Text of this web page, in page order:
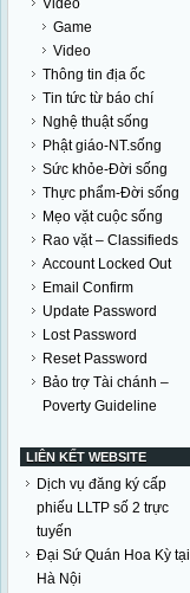
Video
Game
Video
Thông tin địa ốc
Tin tức từ báo chí
Nghệ thuật sống
Phật giáo-NT.sống
Sức khỏe-Đời sống
Thực phẩm-Đời sống
Mẹo vặt cuộc sống
Rao vặt – Classifieds
Account Locked Out
Email Confirm
Update Password
Lost Password
Reset Password
Bảo trợ Tài chánh –
Poverty Guideline
LIÊN KẾT WEBSITE
Dịch vụ đăng ký cấp
phiếu LLTP số 2 trực
tuyến
Đại Sứ Quán Hoa Kỳ tại
Hà Nội